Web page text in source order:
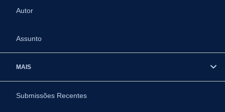
Autor
Assunto
MAIS
Submissões Recentes